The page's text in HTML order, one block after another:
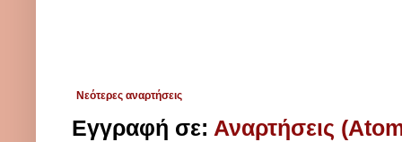
Νεότερες αναρτήσεις
Εγγραφή σε: Αναρτήσεις